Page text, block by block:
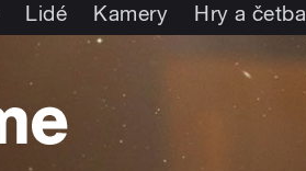
Lidé Kamery Hry a četba